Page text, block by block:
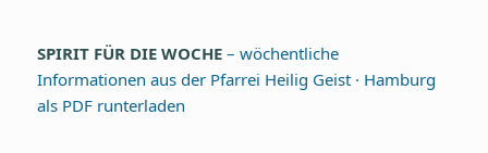
SPIRIT FÜR DIE WOCHE– wöchentliche
Informationen aus der Pfarrei Heilig Geist · Hamburg
als PDF runterladen